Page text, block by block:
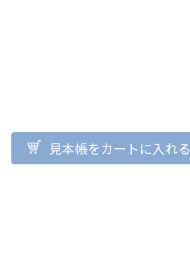
見本帳をカートに入れる